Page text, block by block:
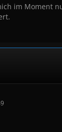
im Moment